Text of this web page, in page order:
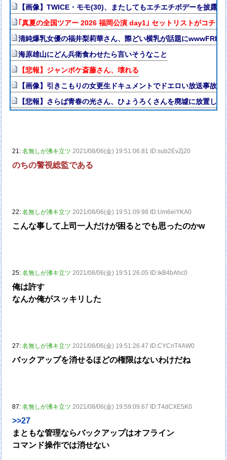
【画像】TWICE・モモ(30)、またしてもエチエチボデーを披露
｢真夏の全国ツアー 2026 福岡公演 day1｣ セットリストがコチラ
清純爆乳女優の福井梨莉華さん、際どい横乳が話題に
海原雄山にどん兵衛食わせたら言いそうなこと
【悲報】ジャンポケ斎藤さん、壊れる
【画像】引きこもりの女更生ドキュメントでドエロい放送事故ｗ
【悲報】さらば青春の光さん、ひょうろくさんを廃墟に放置し
21:名無しが沸キ立ツ 2021/08/06(金) 19:51:06.81 ID:sub2EvZj20
のちの警視総監である
22:名無しが沸キ立ツ 2021/08/06(金) 19:51:09.98 ID:Um6eiYKA0
こんな事して上司一人だけが困るとでも思ったのかw
25:名無しが沸キ立ツ 2021/08/06(金) 19:51:26.05 ID:ikB4bAhc0
俺は許す
なんか俺がスッキリした
27:名無しが沸キ立ツ 2021/08/06(金) 19:51:26.47 ID:CYCnT4AW0
バックアップを消せるほどの権限はないわけだね
87:名無しが沸キ立ツ 2021/08/06(金) 19:59:09.67 ID:T4dCXE5K0
>>27
まともな管理ならバックアップはオフライン
コマンド操作では消せない